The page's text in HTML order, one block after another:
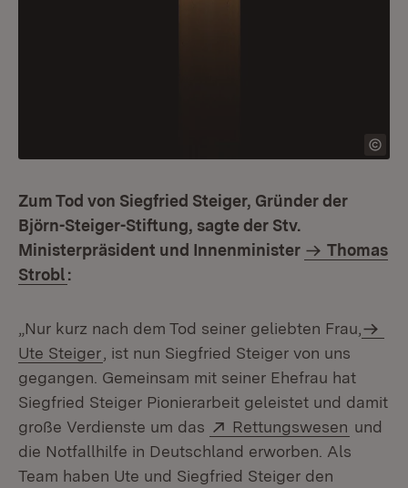
Zum Tod von Siegfried Steiger, Gründer der
Björn-Steiger-Stiftung, sagte der Stv.
Ministerpräsident und Innenminister
Thomas
Strobl:
„Nur kurz nach dem Tod seiner geliebten Frau,
Ute Steiger , ist nun Siegfried Steiger von uns
gegangen. Gemeinsam mit seiner Ehefrau hat
Siegfried Steiger Pionierarbeit geleistet und damit
große Verdienste um das
Extern:
Rettungswesen und
die Notfallhilfe in Deutschland erworben. Als
Team haben Ute und Siegfried Steiger den